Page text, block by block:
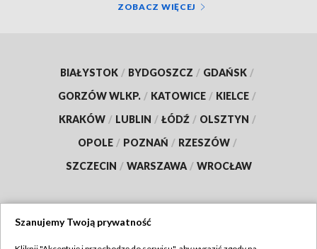
ZOBACZ WIĘCEJ
BIAŁYSTOK / BYDGOSZCZ / GDAŃSK /
GORZÓW WLKP. / KATOWICE / KIELCE /
KRAKÓW / LUBLIN / ŁÓDŹ / OLSZTYN /
OPOLE / POZNAŃ / RZESZÓW /
SZCZECIN / WARSZAWA / WROCŁAW
Szanujemy Twoją prywatność